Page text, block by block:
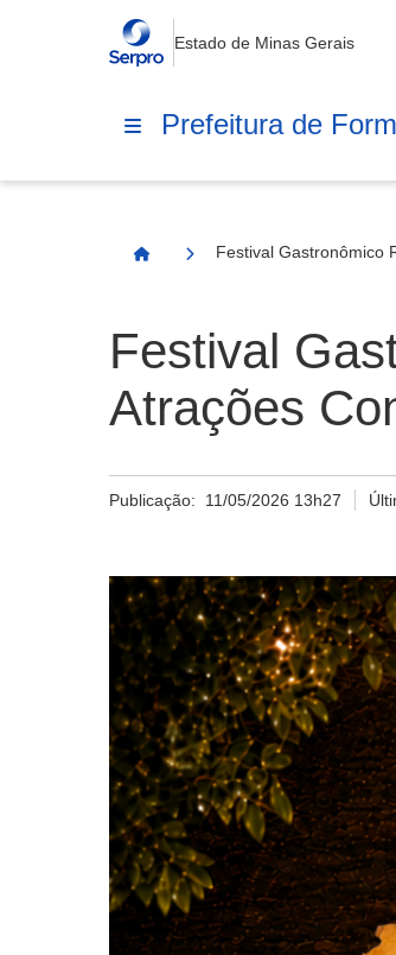
Estado de Minas Gerais
Prefeitura de
Página Inicial
Festival Gastronômico
Festival
Atrações
Publicação: 11/05/2026 13h27